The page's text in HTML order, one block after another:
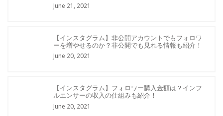
June 21, 2021
【インスタグラム】非公開アカウントでもフォロワ
ーを増やせるのか？非公開でも見れる情報も紹介！
June 20, 2021
【インスタグラム】フォロワー購入金額は？インフ
ルエンサーの収入の仕組みも紹介！
June 20, 2021